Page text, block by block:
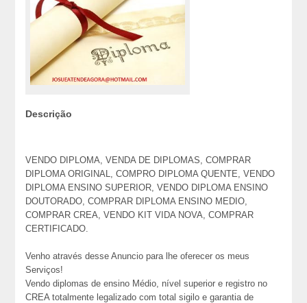
Descrição
VENDO DIPLOMA, VENDA DE DIPLOMAS, COMPRAR
DIPLOMA ORIGINAL, COMPRO DIPLOMA QUENTE, VENDO
DIPLOMA ENSINO SUPERIOR, VENDO DIPLOMA ENSINO
DOUTORADO, COMPRAR DIPLOMA ENSINO MEDIO,
COMPRAR CREA, VENDO KIT VIDA NOVA, COMPRAR
CERTIFICADO.
Venho através desse Anuncio para lhe oferecer os meus
Serviços!
Vendo diplomas de ensino Médio, nível superior e registro no
CREA totalmente legalizado com total sigilo e garantia de